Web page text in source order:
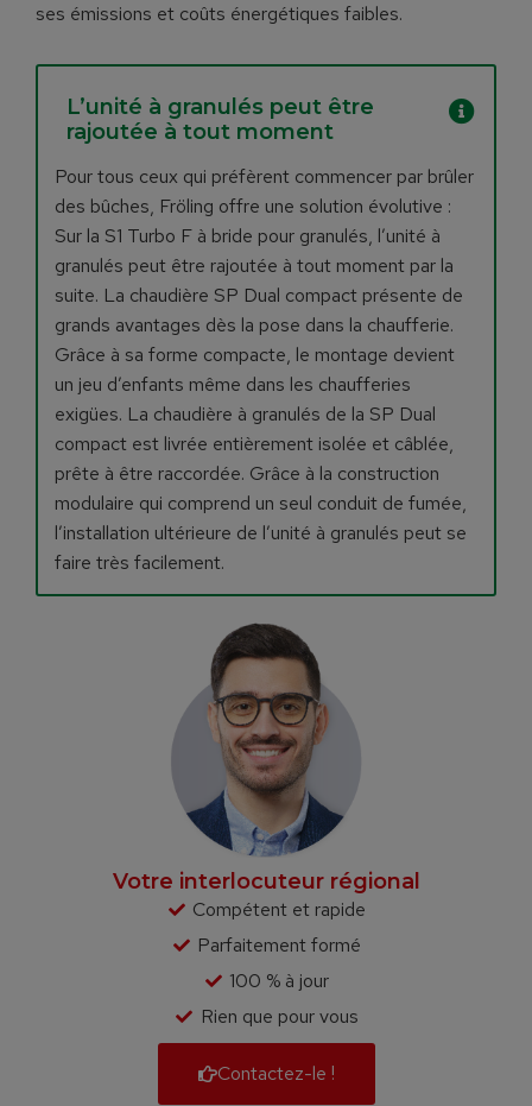
ses émissions et coûts énergétiques faibles.
L’unité à granulés peut être
rajoutée à tout moment
Pour tous ceux qui préfèrent commencer par brûler
des bûches, Fröling offre une solution évolutive :
Sur la S1 Turbo F à bride pour granulés, l’unité à
granulés peut être rajoutée à tout moment par la
suite. La chaudière SP Dual compact présente de
grands avantages dès la pose dans la chaufferie.
Grâce à sa forme compacte, le montage devient
un jeu d’enfants même dans les chaufferies
exigües. La chaudière à granulés de la SP Dual
compact est livrée entièrement isolée et câblée,
prête à être raccordée. Grâce à la construction
modulaire qui comprend un seul conduit de fumée,
l’installation ultérieure de l’unité à granulés peut se
faire très facilement.
Votre interlocuteur régional
Compétent et rapide
Parfaitement formé
100 % à jour
Rien que pour vous
Contactez-le !